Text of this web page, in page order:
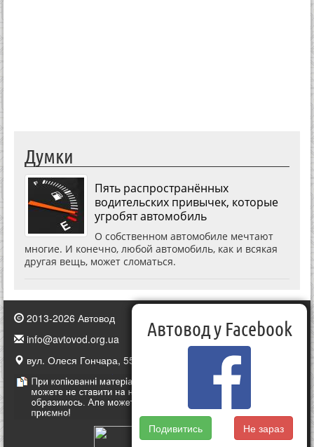
Думки
Пять распространённых
водительских привычек, которые
угробят автомобиль
О собственном автомобиле мечтают
многие. И конечно, любой автомобиль, как и всякая
другая вещь, может сломаться.
2013-2026 Автовод
info@avtovod.org.ua
вул. Олеся Гончара, 55, Київ, Україна
Автовод у Facebook
Подивитись Не зараз